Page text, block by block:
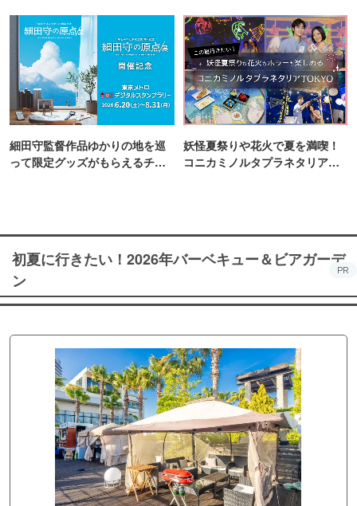
細田守監督作品ゆかりの地を巡
って限定グッズがもらえるチャ
妖怪夏祭りや花火で夏を満喫！
コニカミノルタプラネタリア
初夏に行きたい！2026年バーベキュー＆ビアガーデ
ン
PR